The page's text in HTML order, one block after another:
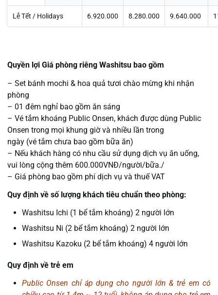
Lễ Tết / Holidays 6.920.000 8.280.000 9.640.000
Quyền lợi Giá phòng riêng Washitsu bao gồm
– Set bánh mochi & hoa quả tươi chào mừng khi nhận
phòng
– 01 đêm nghỉ bao gồm ăn sáng
– Vé tắm khoáng Public Onsen, khách được dùng Public
Onsen trong mọi khung giờ và nhiều lần trong
ngày (vé tắm chưa bao gồm bữa ăn)
– Nếu khách hàng có nhu cầu sử dụng dịch vụ ăn uống,
vui lòng cộng thêm 600.000VNĐ/người/bữa./
– Giá phòng bao gồm phí dịch vụ và thuế VAT
Quy định về số lượng khách tiêu chuẩn theo phòng:
Washitsu Ichi (1 bể tắm khoáng) 2 người lớn
Washitsu Ni (2 bể tắm khoáng) 2 người lớn
Washitsu Kazoku (2 bể tắm khoáng) 4 người lớn
Quy định về trẻ em
Public Onsen chỉ áp dụng cho người lớn & trẻ em có